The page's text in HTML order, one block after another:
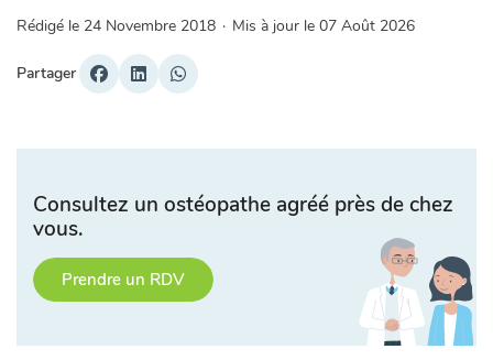
Rédigé le 24 Novembre 2018 · Mis à jour le 07 Août 2026
Partager
Consultez un ostéopathe agréé près de chez
vous.
Prendre un RDV